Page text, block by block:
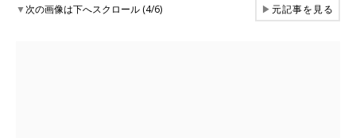
▼次の画像は下へスクロール (4/6) ▶元記事を見る